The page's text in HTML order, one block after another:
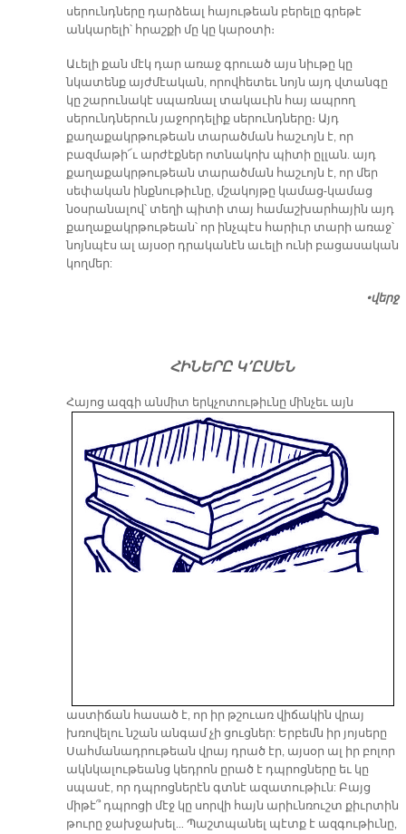
սերունդները դարձեալ հայութեան բերելը գրեթէ
անկարելի՝ հրաշքի մը կը կարօտի։
Աւելի քան մէկ դար առաջ գրուած այս նիւթը կը
նկատենք այժմէական, որովհետեւ նոյն այդ վտանգը
կը շարունակէ սպառնալ տակաւին հայ ապրող
սերունդներուն յաջորդելիք սերունդները։ Այդ
քաղաքակրթութեան տարածման հաշւոյն է, որ
բազմաթի՜ւ արժէքներ ոտնակոխ պիտի ըլլան. այդ
քաղաքակրթութեան տարածման հաշւոյն է, որ մեր
սեփական ինքնութիւնը, մշակոյթը կամաց-կամաց
նօսրանալով՝ տեղի պիտի տայ համաշխարհային այդ
քաղաքակրթութեան՝ որ ինչպէս հարիւր տարի առաջ՝
նոյնպէս ալ այսօր դրականէն աւելի ունի բացասական
կողմեր:
•​վերջ
ՀԻՆԵՐԸ Կ՚ԸՍԵՆ
Հայոց ազգի անմիտ երկչոտութիւնը մինչեւ այն
աստիճան հասած է, որ իր թշուառ վիճակին վրայ
խռովելու նշան անգամ չի ցուցներ: Երբեմն իր յոյսերը
Սահմանադրութեան վրայ դրած էր, այսօր ալ իր բոլոր
ակնկալութեանց կեդրոն ըրած է դպրոցները եւ կը
սպասէ, որ դպրոցներէն գտնէ ազատութիւն: Բայց
միթէ՞ դպրոցի մէջ կը սորվի հայն արիւնռուշտ քիւրտին
թուրը ջախջախել… Պաշտպանել պէտք է ազգութիւնը,